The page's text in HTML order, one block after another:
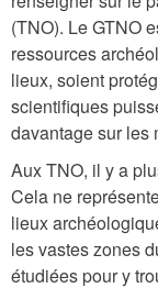
(TNO). Le GTNO
ressources
lieux, soient
scientifiques
davantage sur les
Aux TNO, il y a
Cela ne
lieux
les vastes zones
étudiées pour y